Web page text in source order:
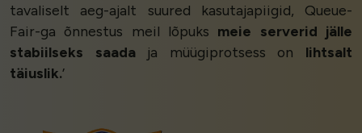
tavaliselt aeg-ajalt suured kasutajapiigid, Queue-
Fair-ga õnnestus meil lõpuks meie serverid jälle
stabiilseks saadaja müügiprotsess on lihtsalt
täiuslik.’